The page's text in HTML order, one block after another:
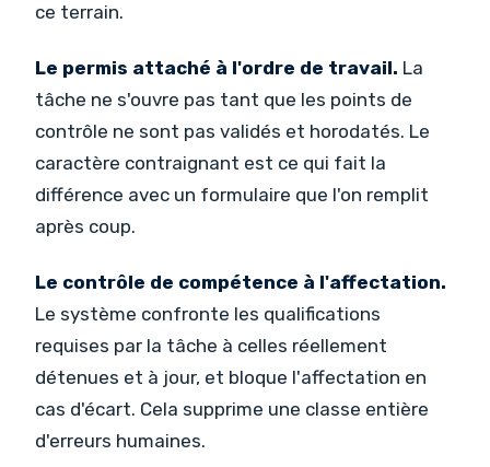
ce terrain.
Le permis attaché à l'ordre de travail. La
tâche ne s'ouvre pas tant que les points de
contrôle ne sont pas validés et horodatés. Le
caractère contraignant est ce qui fait la
différence avec un formulaire que l'on remplit
après coup.
Le contrôle de compétence à l'affectation.
Le système confronte les qualifications
requises par la tâche à celles réellement
détenues et à jour, et bloque l'affectation en
cas d'écart. Cela supprime une classe entière
d'erreurs humaines.